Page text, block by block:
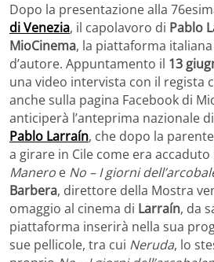
Dopo la presentazione alla
di Venezia, il capolavoro di Pablo
MioCinema, la piattaforma
d’autore. Appuntamento il 13
una video intervista con il regista
anche sulla pagina Facebook di
anticiperà l’anteprima nazionale di
Pablo Larraín, che dopo la
a girare in Cile come era
Manero e No – I giorni
Barbera, direttore della Mostra
omaggio al cinema di Larraín, da
piattaforma inserirà nella sua
sue pellicole, tra cui Neruda, lo